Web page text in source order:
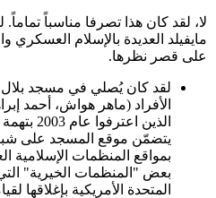
لا، لقد كان هذا تصرفا مناسباً
مايفيلد العديدة بالإسلام العسكري
على قصر نظرها.
لقد كان يُصلي في مسجد بلال
الأفراد (ماهر هواش، أحمد
الذين
يتضمّن موقع المسجد على
بمواقع المنظمات الإسلامية
بعض "المنظمات الخيرية"
المتحدة الأمريكية بإغلاقها